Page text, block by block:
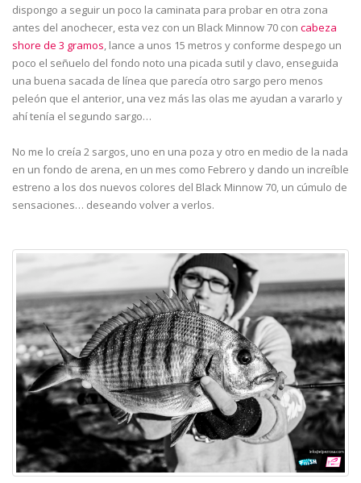
dispongo a seguir un poco la caminata para probar en otra zona
antes del anochecer, esta vez con un Black Minnow 70 con cabeza
shore de 3 gramos , lance a unos 15 metros y conforme despego un
poco el señuelo del fondo noto una picada sutil y clavo, enseguida
una buena sacada de línea que parecía otro sargo pero menos
peleón que el anterior, una vez más las olas me ayudan a vararlo y
ahí tenía el segundo sargo…
No me lo creía 2 sargos, uno en una poza y otro en medio de la nada
en un fondo de arena, en un mes como Febrero y dando un increíble
estreno a los dos nuevos colores del Black Minnow 70, un cúmulo de
sensaciones… deseando volver a verlos.